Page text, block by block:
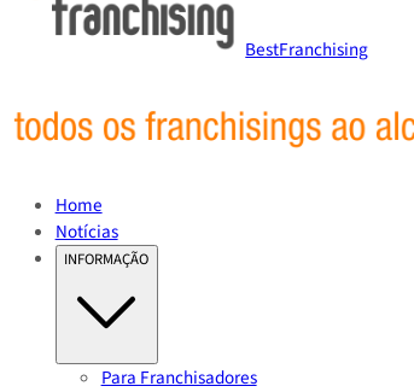
BestFranchising
Home
Notícias